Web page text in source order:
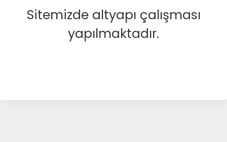
Sitemizde altyapı çalışması
yapılmaktadır.